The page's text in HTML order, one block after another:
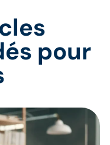
pour